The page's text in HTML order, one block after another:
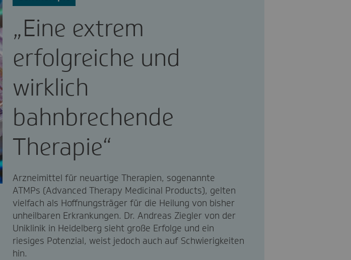
„Eine extrem
erfolgreiche und
wirklich
bahnbrechende
Therapie“
Arzneimittel für neuartige Therapien, sogenannte
ATMPs (Advanced Therapy Medicinal Products), gelten
vielfach als Hoffnungsträger für die Heilung von bisher
unheilbaren Erkrankungen. Dr. Andreas Ziegler von der
Uniklinik in Heidelberg sieht große Erfolge und ein
riesiges Potenzial, weist jedoch auch auf Schwierigkeiten
hin.